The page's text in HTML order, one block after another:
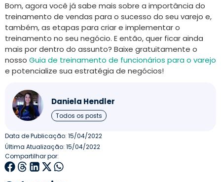
Bom, agora você já sabe mais sobre a importância do
treinamento de vendas para o sucesso do seu varejo e,
também, as etapas para criar e implementar o
treinamento no seu negócio. E então, quer ficar ainda
mais por dentro do assunto? Baixe gratuitamente o
nosso Guia de treinamento de funcionários para o varejo
e potencialize sua estratégia de negócios!
Daniela Hendler
Todos os posts
Data de Publicação: 15/04/2022
Última Atualização: 15/04/2022
Compartilhar por: